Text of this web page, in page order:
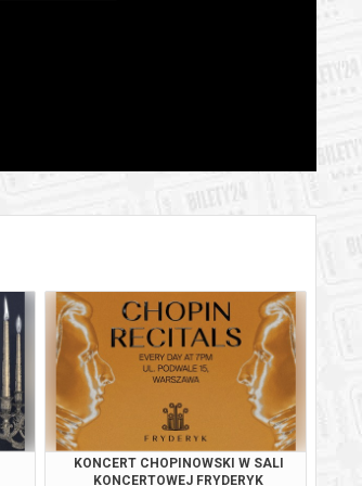
BILETY
od 65,00 pln BILETY
od 95,00 pln BILETY
od 65,00 pln BILETY
KONCERT CHOPINOWSKI W SALI
KONCERTOWEJ FRYDERYK